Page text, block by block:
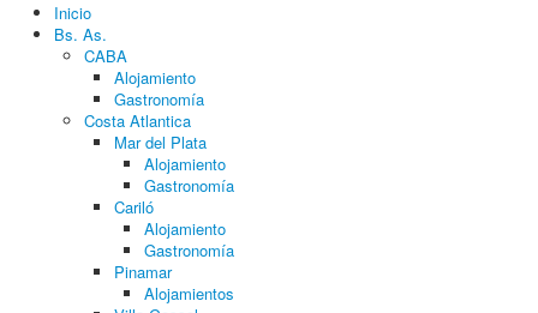
Inicio
Bs. As.
CABA
Alojamiento
Gastronomía
Costa Atlantica
Mar del Plata
Alojamiento
Gastronomía
Cariló
Alojamiento
Gastronomía
Pinamar
Alojamientos